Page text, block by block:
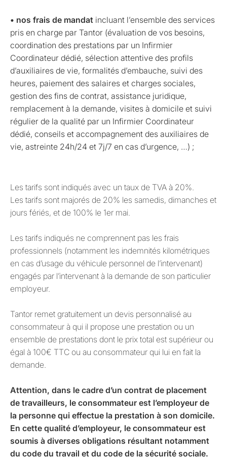
• nos frais de mandat incluant l’ensemble des services
pris en charge par Tantor (évaluation de vos besoins,
coordination des prestations par un Infirmier
Coordinateur dédié, sélection attentive des profils
d’auxiliaires de vie, formalités d’embauche, suivi des
heures, paiement des salaires et charges sociales,
gestion des fins de contrat, assistance juridique,
remplacement à la demande, visites à domicile et suivi
régulier de la qualité par un Infirmier Coordinateur
dédié, conseils et accompagnement des auxiliaires de
vie, astreinte 24h/24 et 7j/7 en cas d’urgence, …) ;
Les tarifs sont indiqués avec un taux de TVA à 20%.
Les tarifs sont majorés de 20% les samedis, dimanches et
jours fériés, et de 100% le 1er mai.
Les tarifs indiqués ne comprennent pas les frais
professionnels (notamment les indemnités kilométriques
en cas d’usage du véhicule personnel de l’intervenant)
engagés par l’intervenant à la demande de son particulier
employeur.
Tantor remet gratuitement un devis personnalisé au
consommateur à qui il propose une prestation ou un
ensemble de prestations dont le prix total est supérieur ou
égal à 100€ TTC ou au consommateur qui lui en fait la
demande.
Attention, dans le cadre d’un contrat de placement
de travailleurs, le consommateur est l’employeur de
la personne qui effectue la prestation à son domicile.
En cette qualité d’employeur, le consommateur est
soumis à diverses obligations résultant notamment
du code du travail et du code de la sécurité sociale.